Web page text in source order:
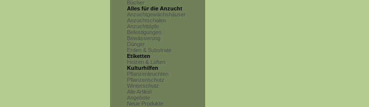
Bücher
Alles für die Anzucht
Anzuchtgewächshäuser
Anzuchtschalen
Anzuchttöpfe
Befestigungen
Bewässerung
Dünger
Erden & Substrate
Etiketten
Heizen & Lüften
Kulturhilfen
Pflanzenleuchten
Pflanzenschutz
Winterschutz
Alle Artikel
Angebote
Neue Produkte